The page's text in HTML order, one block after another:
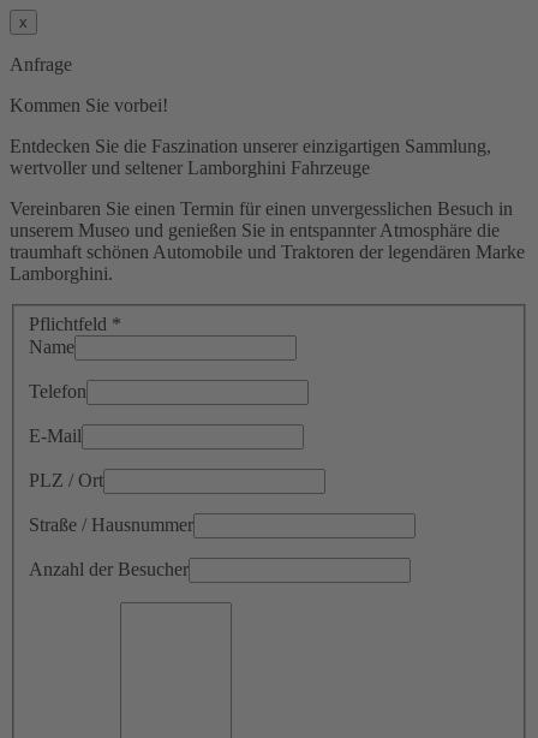
x
Anfrage
Kommen Sie vorbei!
Entdecken Sie die Faszination unserer einzigartigen Sammlung,
wertvoller und seltener Lamborghini Fahrzeuge
Vereinbaren Sie einen Termin für einen unvergesslichen Besuch in
unserem Museo und genießen Sie in entspannter Atmosphäre die
traumhaft schönen Automobile und Traktoren der legendären Marke
Lamborghini.
Pflichtfeld *
Name
Telefon
E-Mail
PLZ / Ort
Straße / Hausnummer
Anzahl der Besucher